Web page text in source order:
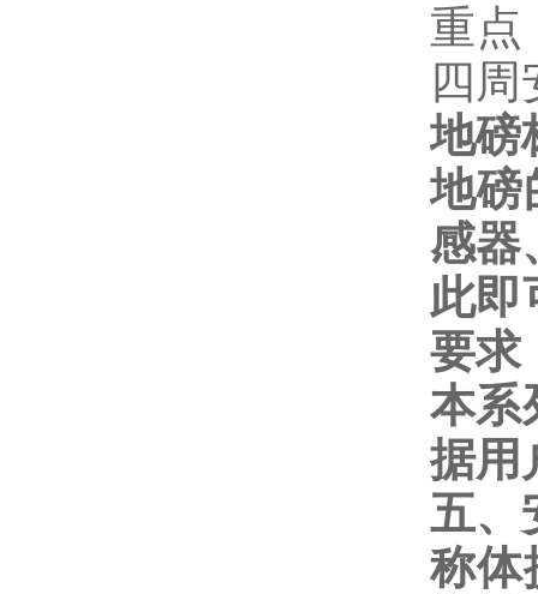
重点
四周
地磅
地磅
感器
此即
要求
本系
据用
五、
称体